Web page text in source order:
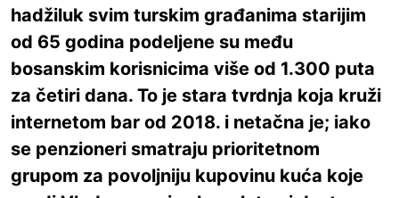
hadžiluk svim turskim građanima starijim
od 65 godina podeljene su među
bosanskim korisnicima više od 1.300 puta
za četiri dana. To je stara tvrdnja koja kruži
internetom bar od 2018. i netačna je; iako
se penzioneri smatraju prioritetnom
grupom za povoljniju kupovinu kuća koje